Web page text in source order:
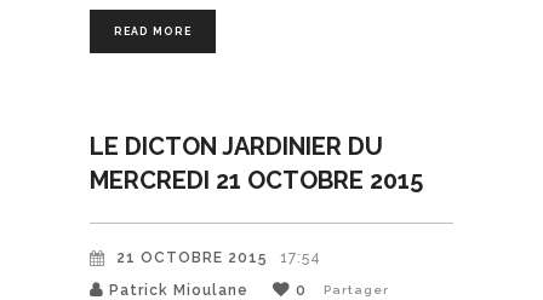
READ MORE
LE DICTON JARDINIER DU
MERCREDI 21 OCTOBRE 2015
21 OCTOBRE 2015
17:54
Patrick Mioulane
0 Partager